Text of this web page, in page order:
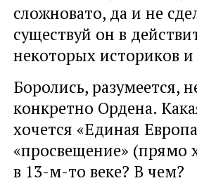
сложновато, да и не
существуй он в
некоторых историков
Боролись, разумеется,
конкретно Ордена.
хочется «Единая
«просвещение» (прямо
в 13-м-то веке? В чем?